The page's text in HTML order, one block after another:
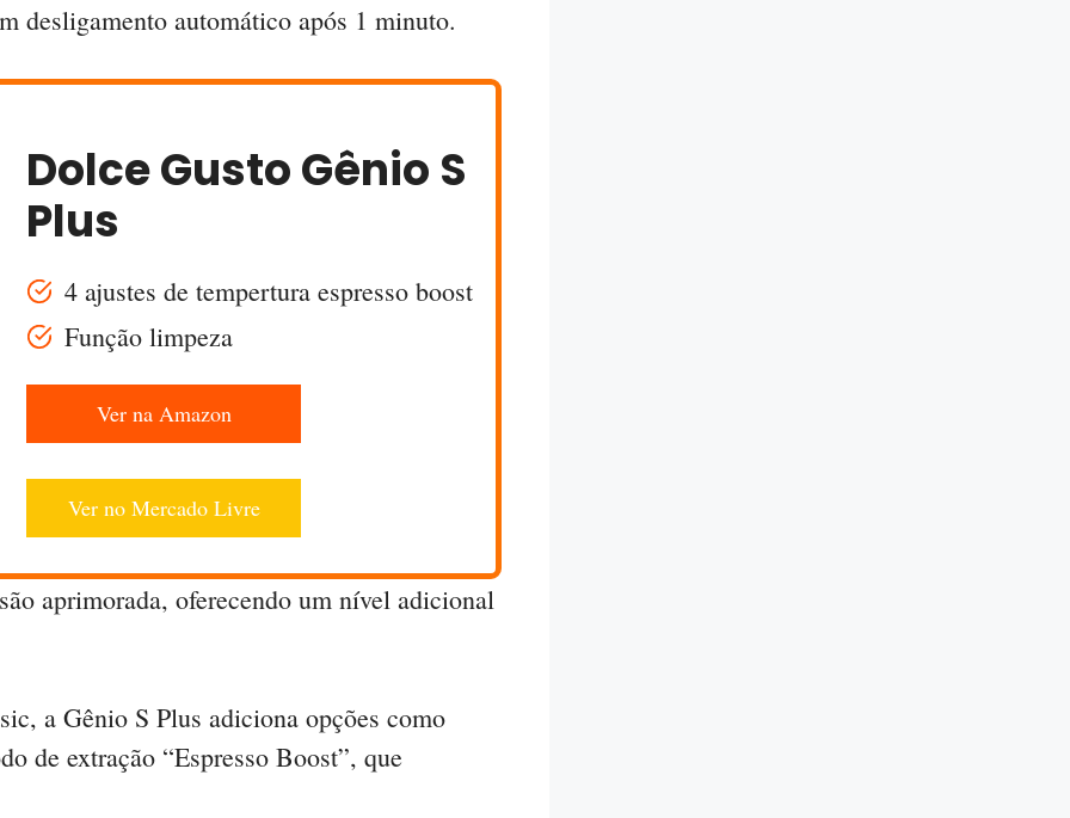
desligamento automático após 1 minuto.
Dolce Gusto Gênio S
Plus
4 ajustes de tempertura espresso boost
Função limpeza
Ver na Amazon
Ver no Mercado Livre
aprimorada, oferecendo um nível adicional
a Gênio S Plus adiciona opções como
de extração “Espresso Boost”, que